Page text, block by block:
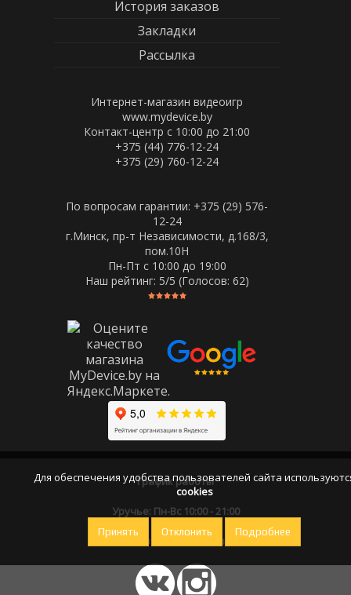
История заказов
Закладки
Рассылка
Интернет-магазин видеоигр
www.mydevice.by
Контакт-центр с 10:00 до 21:00
+375 (44) 776-12-24
+375 (29) 760-12-24
По вопросам гарантии: +375 (29) 576-
12-24
г.Минск, пр-т Независимости, д.168/3,
пом.10Н
Пн-Пт c 10:00 до 19:00
Наш рейтинг: 5/5 (Голосов: 62)
График работы
Уручье: Пн-Вс 10:00 - 21:00
Оставайтесь на связи
Для обеспечения удобства пользователей сайта
cookies
Принять Отклонить Подробнее